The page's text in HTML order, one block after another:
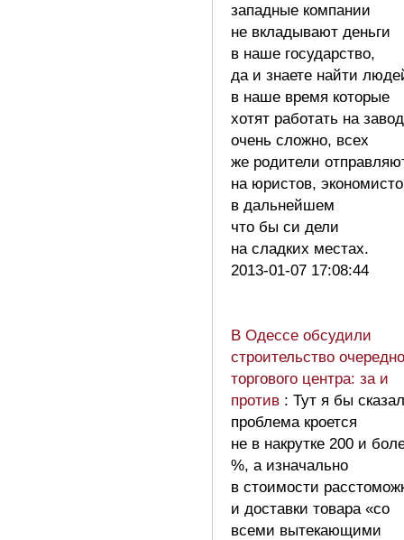
западные компании
не вкладывают деньги
в наше государство,
да и знаете найти
в наше время которые
хотят работать на
очень сложно, всех
же родители
на юристов,
в дальнейшем
что бы си дели
на сладких местах.
2013-01-07 17:08:44
В Одессе обсудили
строительство
торгового центра: за и
против : Тут я бы сказал
проблема кроется
не в накрутке 200 и
%, а изначально
в стоимости
и доставки товара «со
всеми вытекающими